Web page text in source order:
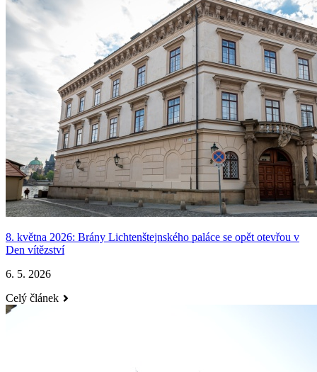
8. května 2026: Brány Lichtenštejnského paláce se opět otevřou v
Den vítězství
6. 5. 2026
Celý článek